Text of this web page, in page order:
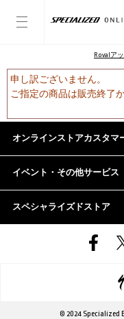
Rovalア
申し訳ございません。
ご指定の商品は販売終了
オンラインストアカスタマ
イベント・その他サービス
スペシャライズドストア
© 2024 Specialized